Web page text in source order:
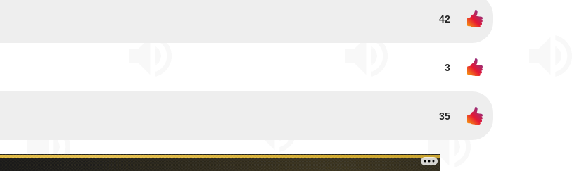
42
3
35